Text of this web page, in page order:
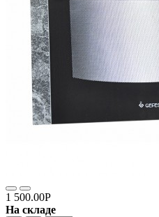
1 500.00Р
На складе